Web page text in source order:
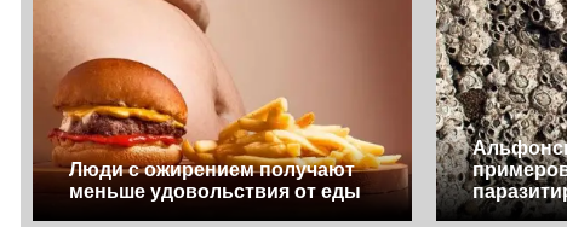
Люди с ожирением получают
меньше удовольствия от еды